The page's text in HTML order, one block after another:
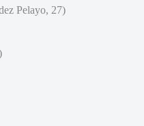
Pelayo, 27)